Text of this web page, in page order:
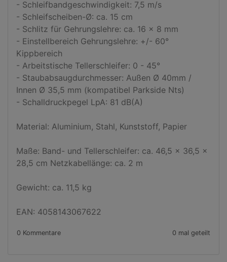
- Schleifbandgeschwindigkeit: 7,5 m/s
- Schleifscheiben-Ø: ca. 15 cm
- Schlitz für Gehrungslehre: ca. 16 x 8 mm
- Einstellbereich Gehrungslehre: +/- 60°
Kippbereich
- Arbeitstische Tellerschleifer: 0 - 45°
- Staubabsaugdurchmesser: Außen Ø 40mm /
Innen Ø 35,5 mm (kompatibel Parkside Nts)
- Schalldruckpegel LpA: 81 dB(A)
Material: Aluminium, Stahl, Kunststoff, Papier
Maße: Band- und Tellerschleifer: ca. 46,5 x 36,5 x
28,5 cm Netzkabellänge: ca. 2 m
Gewicht: ca. 11,5 kg
EAN: 4058143067622
0 Kommentare 0 mal geteilt